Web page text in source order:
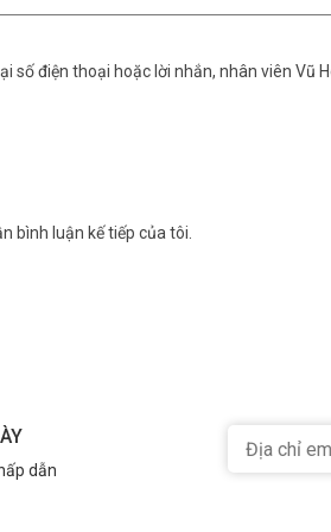
số điện thoại hoặc lời nhắn, nhân viên Vũ
bình luận kế tiếp của tôi.
dẫn